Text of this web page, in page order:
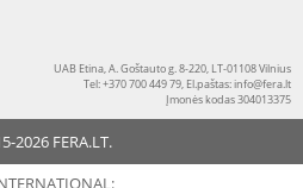
UAB Etina, A. Goštauto g. 8-220, LT-01108 Vilnius
Tel: +370 700 449 79, El.paštas:info@fera.lt
Įmonės kodas 304013375
2026 FERA.LT.